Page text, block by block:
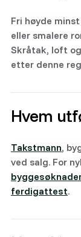
Fri høyde
eller smalere
Skråtak, loft
etter denne
Hvem
Takstmann,
ved salg. For
ferdigattest.